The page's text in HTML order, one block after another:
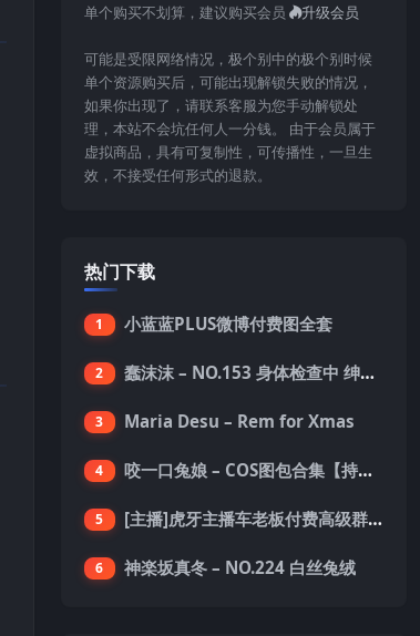
单个购买不划算，建议购买会员 升级会员
可能是受限网络情况，极个别中的极个别时候
单个资源购买后，可能出现解锁失败的情况，
如果你出现了，请联系客服为您手动解锁处
理，本站不会坑任何人一分钱。 由于会员属于
虚拟商品，具有可复制性，可传播性，一旦生
效，不接受任何形式的退款。
热门下载
1 小蓝蓝PLUS微博付费图全套
2 蠢沫沫 – NO.153 身体检查中 绅士版 [150P-1.4G]
3 Maria Desu – Rem for Xmas
4 咬一口兔娘 – COS图包合集【持续更新中】
5 [主播]虎牙主播车老板付费高级群真空内衣极限定制8分19
6 神楽坂真冬 – NO.224 白丝兔绒